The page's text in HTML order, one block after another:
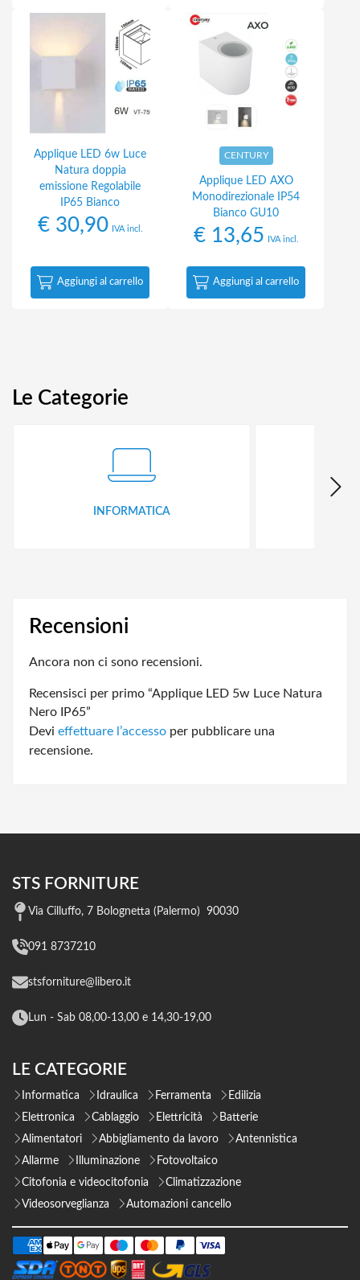
Applique LED 6w Luce
Natura doppia
emissione Regolabile
IP65 Bianco
€30,90 IVA incl.
Aggiungi al carrello
CENTURY
Applique LED AXO
Monodirezionale IP54
Bianco GU10
€13,65 IVA incl.
Aggiungi al carrello
Le Categorie
INFORMATICA
Recensioni
Ancora non ci sono recensioni.
Recensisci per primo “Applique LED 5w Luce Natura
Nero IP65”
Devi effettuare l’accesso per pubblicare una
recensione.
STS FORNITURE
Via Cilluffo, 7 Bolognetta (Palermo) 90030
091 8737210
stsforniture@libero.it
Lun - Sab 08,00-13,00 e 14,30-19,00
LE CATEGORIE
Informatica Idraulica Ferramenta
Edilizia
Elettronica
Cablaggio Elettricità
Batterie
Alimentatori
Abbigliamento da lavoro
Antennistica
Allarme
Illuminazione
Fotovoltaico
Citofonia e videocitofonia
Climatizzazione
Videosorveglianza
Automazioni cancello